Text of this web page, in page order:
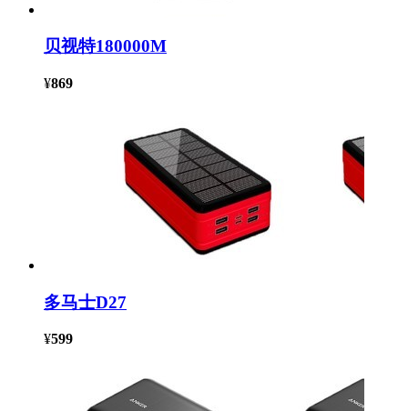
贝视特180000M
¥869
多马士D27
¥599